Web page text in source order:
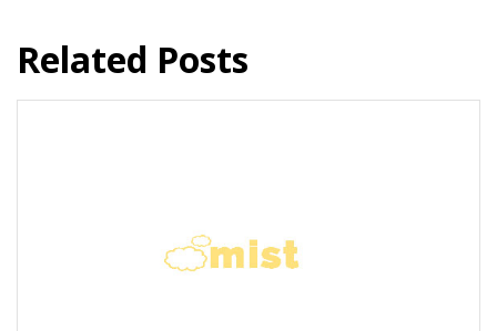
Related Posts